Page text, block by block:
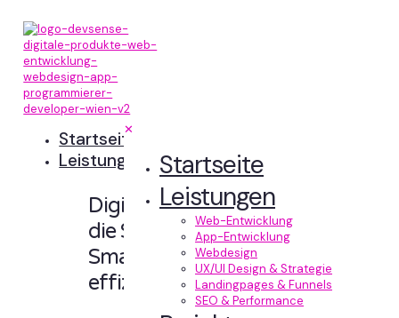
✕
Startseite
Leistungen
Web-Entwicklung
App-Entwicklung
Webdesign
UX/UI Design & Strategie
Landingpages & Funnels
SEO & Performance
Startseite
Leistungen
Digitale Erlebnisse,
die Sinn machen.
Smart designt und
effizient entwickelt.